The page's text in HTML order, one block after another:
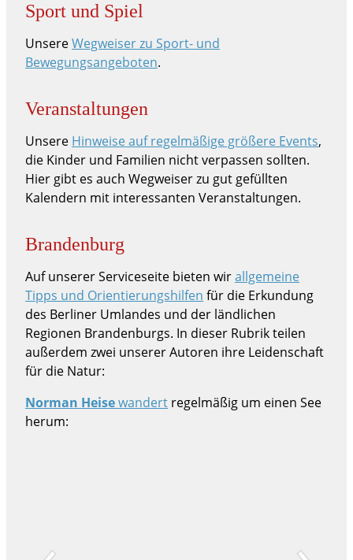
Sport und Spiel
UnsereWegweiser zu Sport- und
Bewegungsangeboten.
Veranstaltungen
Unsere Hinweise auf regelmäßige größere Events,
die Kinder und Familien nicht verpassen sollten.
Hier gibt es auch Wegweiser zu gut gefüllten
Kalendern mit interessanten Veranstaltungen.
Brandenburg
Auf unserer Serviceseite bieten wirallgemeine
Tipps und Orientierungshilfen für die Erkundung
des Berliner Umlandes und der ländlichen
Regionen Brandenburgs. In dieser Rubrik teilen
außerdem zwei unserer Autoren ihre Leidenschaft
für die Natur:
Norman Heisewandert regelmäßig um einen See
herum: